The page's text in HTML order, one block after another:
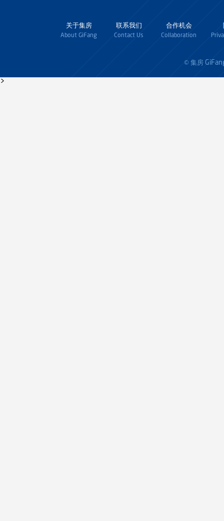
关于集房
About GiFang
联系我们
Contact Us
合作机会
Collaboration
© 集房
>